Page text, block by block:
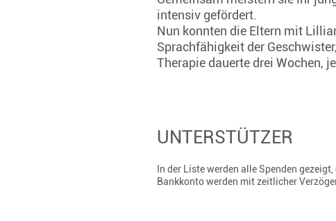
intensiv gefördert.
Nun konnten die Eltern mit
Sprachfähigkeit der
Therapie dauerte drei Wochen,
UNTERSTÜTZER
In der Liste werden alle Spenden
Bankkonto werden mit zeitlicher